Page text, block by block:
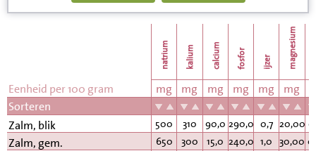
natrium kalium calcium fosfor ijzer magnesium
Eenheid per 100 gram mg mg mg mg mg mg
Sorteren
Zalm, blik
500 310 90,0 290,0 0,7 20,00
Zalm, gem. 650 300 15,0 240,0 1,0 30,00